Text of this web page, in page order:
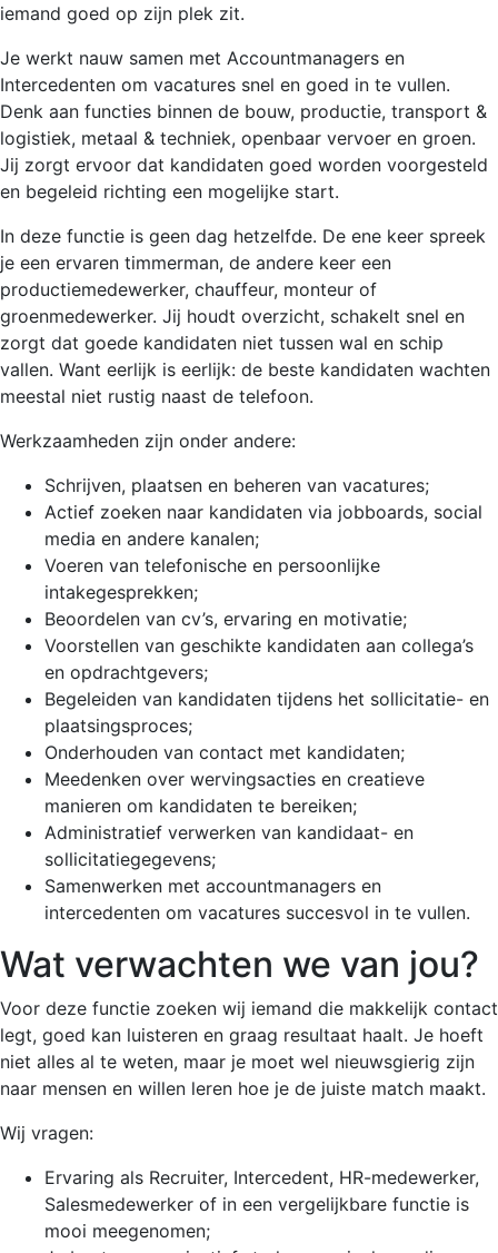
iemand goed op zijn plek zit.
Je werkt nauw samen met Accountmanagers en
Intercedenten om vacatures snel en goed in te vullen.
Denk aan functies binnen de bouw, productie, transport &
logistiek, metaal & techniek, openbaar vervoer en groen.
Jij zorgt ervoor dat kandidaten goed worden voorgesteld
en begeleid richting een mogelijke start.
In deze functie is geen dag hetzelfde. De ene keer spreek
je een ervaren timmerman, de andere keer een
productiemedewerker, chauffeur, monteur of
groenmedewerker. Jij houdt overzicht, schakelt snel en
zorgt dat goede kandidaten niet tussen wal en schip
vallen. Want eerlijk is eerlijk: de beste kandidaten wachten
meestal niet rustig naast de telefoon.
Werkzaamheden zijn onder andere:
Schrijven, plaatsen en beheren van vacatures;
Actief zoeken naar kandidaten via jobboards, social
media en andere kanalen;
Voeren van telefonische en persoonlijke
intakegesprekken;
Beoordelen van cv’s, ervaring en motivatie;
Voorstellen van geschikte kandidaten aan collega’s
en opdrachtgevers;
Begeleiden van kandidaten tijdens het sollicitatie- en
plaatsingsproces;
Onderhouden van contact met kandidaten;
Meedenken over wervingsacties en creatieve
manieren om kandidaten te bereiken;
Administratief verwerken van kandidaat- en
sollicitatiegegevens;
Samenwerken met accountmanagers en
intercedenten om vacatures succesvol in te vullen.
Wat verwachten we van jou?
Voor deze functie zoeken wij iemand die makkelijk contact
legt, goed kan luisteren en graag resultaat haalt. Je hoeft
niet alles al te weten, maar je moet wel nieuwsgierig zijn
naar mensen en willen leren hoe je de juiste match maakt.
Wij vragen:
Ervaring als Recruiter, Intercedent, HR-medewerker,
Salesmedewerker of in een vergelijkbare functie is
mooi meegenomen;